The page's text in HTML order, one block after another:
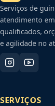
Serviços de
atendimento em
qualificados,
e agilidade no
SERVIÇOS